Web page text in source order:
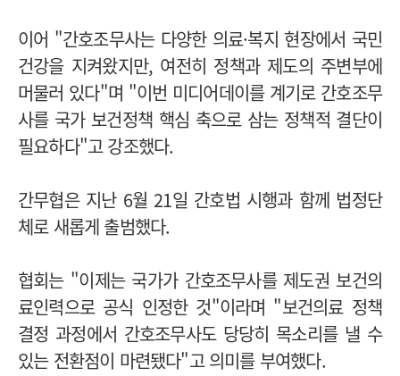
이어 "간호조무사는 다양한 의료·복지 현장에서 국민
건강을 지켜왔지만, 여전히 정책과 제도의 주변부에
머물러 있다"며 "이번 미디어데이를 계기로 간호조무
사를 국가 보건정책 핵심 축으로 삼는 정책적 결단이
필요하다"고 강조했다.
간무협은 지난 6월 21일 간호법 시행과 함께 법정단
체로 새롭게 출범했다.
협회는 "이제는 국가가 간호조무사를 제도권 보건의
료인력으로 공식 인정한 것"이라며 "보건의료 정책
결정 과정에서 간호조무사도 당당히 목소리를 낼 수
있는 전환점이 마련됐다"고 의미를 부여했다.